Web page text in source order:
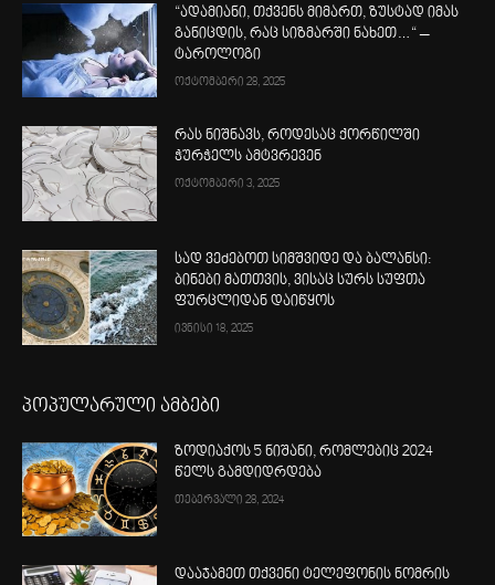
“ადამიანი, თქვენს მიმართ, ზუსტად იმას
განიცდის, რაც სიზმარში ნახეთ…“ –
ტაროლოგი
ოქტომბერი 28, 2025
რას ნიშნავს, როდესაც ქორწილში
ჭურჭელს ამტვრევენ
ოქტომბერი 3, 2025
სად ვეძებოთ სიმშვიდე და ბალანსი:
ბინები მათთვის, ვისაც სურს სუფთა
ფურცლიდან დაიწყოს
ივნისი 18, 2025
პოპულარული ამბები
ზოდიაქოს 5 ნიშანი, რომლებიც 2024
წელს გამდიდრდება
თებერვალი 28, 2024
დააჯამეთ თქვენი ტელეფონის ნომრის